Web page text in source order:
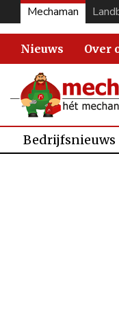
Mechaman
Nieuws Over
Bedrijfsnieuws